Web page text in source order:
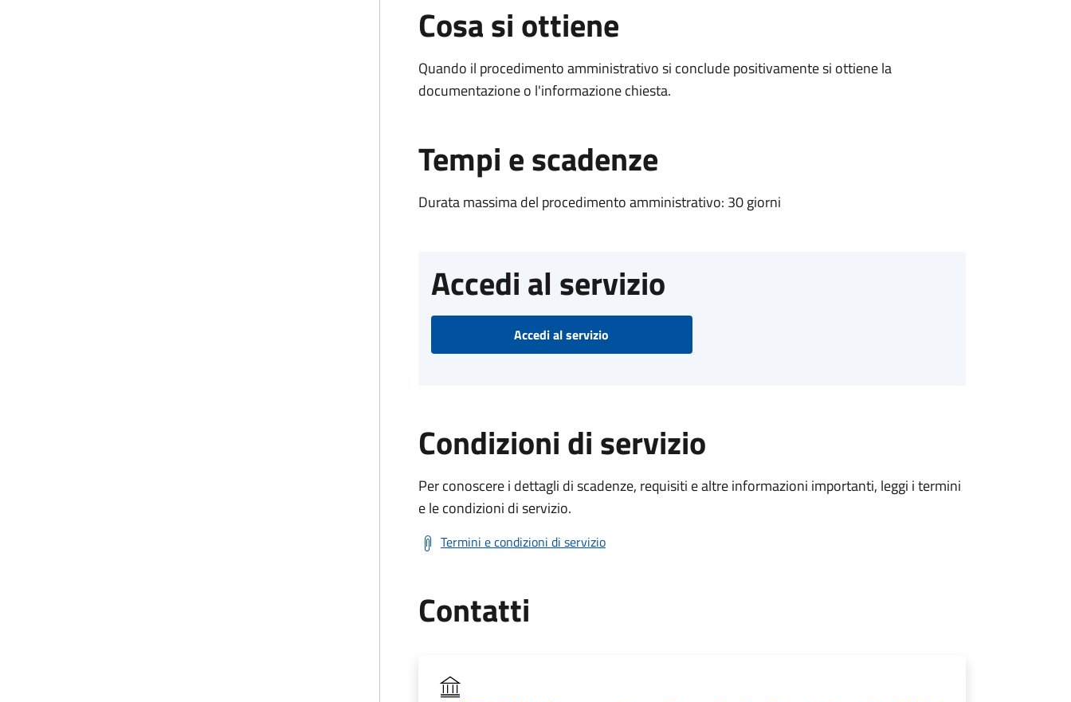
Cosa si ottiene
Quando il procedimento amministrativo si conclude positivamente si ottiene la
documentazione o l'informazione chiesta.
Tempi e scadenze
Durata massima del procedimento amministrativo: 30 giorni
Accedi al servizio
Accedi al servizio
Condizioni di servizio
Per conoscere i dettagli di scadenze, requisiti e altre informazioni importanti, leggi i termini
e le condizioni di servizio.
Termini e condizioni di servizio
Contatti